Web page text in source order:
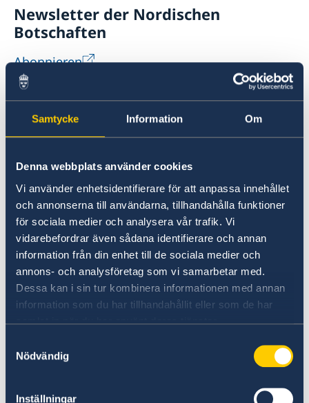
Samtycke Information Om
Denna webbplats använder cookies
Vi använder enhetsidentifierare för att anpassa innehållet
och annonserna till användarna, tillhandahålla funktioner
för sociala medier och analysera vår trafik. Vi
vidarebefordrar även sådana identifierare och annan
information från din enhet till de sociala medier och
annons- och analysföretag som vi samarbetar med.
Dessa kan i sin tur kombinera informationen med annan
information som du har tillhandahållit eller som de har
samlat in när du har använt deras tjänster.
Nödvändig
Inställningar
Newsletter der Nordischen
Botschaften
Abonnieren
Veranstaltungskalender
05 Juni 2026
05.06.-15.11.2026
Gruppenausstellung
ROOMS/STAGES mit Werken von
Julia Peirone
30 Mai 2026
30.05.-28.08.2026 ROYAL
REPUBLIC auf Sommertour
09.05.-25.07.2026 Schweden beim
Europäischen Kultursommer in